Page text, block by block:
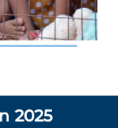
2025